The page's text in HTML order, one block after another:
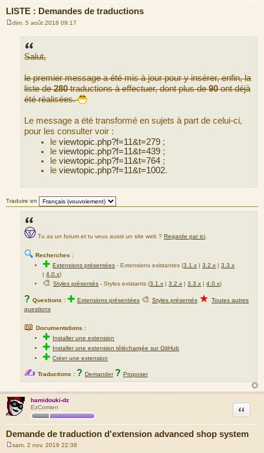
LISTE : Demandes de traductions
dim. 5 août 2018 09:17
Salut,
le premier message a été mis à jour pour y insérer, enfin, la
liste de280traductions à effectuer, dont plus de90ont déjà
été réalisées.
Le message a été transformé en sujets à part de celui-ci,
pour les consulter voir :
leviewtopic.php?f=11&t=279 ;
leviewtopic.php?f=11&t=439 ;
leviewtopic.php?f=11&t=764 ;
leviewtopic.php?f=11&t=1002.
Traduire en
Tu as un forum et tu veux aussi un site web ? Regarde par ici
🔍 Recherches :
✚Extensions présentées -Extensions existantes (3.1.x |3.2.x |3.3.x
|4.0.x)
🎨Styles présentés - Styles existants (3.1.x |3.2.x |3.3.x |4.0.x)
? Questions : ✚ Extensions présentées 🎨 Styles présentés ★ Toutes autres
questions
📖 Documentations :
✚ Installer une extension
✚ Installer une extension téléchargée sur GitHub
✚Créer une extension
✍ Traductions : ? Demander ? Proposer
hamidouki-dz
EzComien
Demande de traduction d'extension advanced shop system
Citation
sam. 2 nov. 2019 22:38